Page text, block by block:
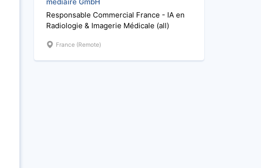
Responsable Commercial France - IA en
Radiologie & Imagerie Médicale (all)
France (Remote)